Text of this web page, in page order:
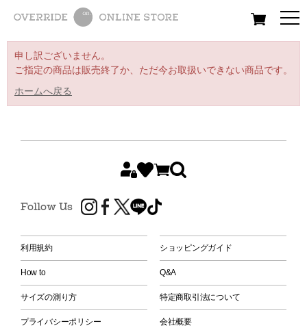
All Women Men
申し訳ございません。
ご指定の商品は販売終了か、ただ今お取扱いできない商品です。
ホームへ戻る
Follow Us
利用規約 ショッピングガイド
How to Q&A
サイズの測り方 特定商取引法について
プライバシーポリシー 会社概要